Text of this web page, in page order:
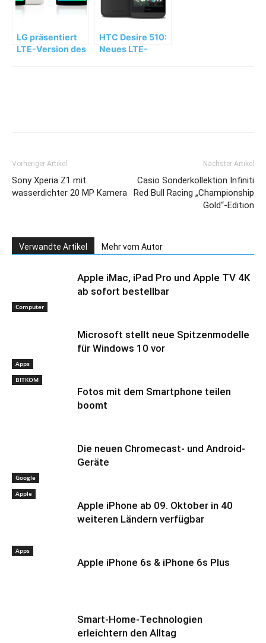
LG präsentiert
LTE-Version des
HTC Desire 510:
Neues LTE-
Vorheriger Artikel
Sony Xperia Z1 mit
wasserdichter 20 MP Kamera
Nächster Artikel
Casio Sonderkollektion Infiniti
Red Bull Racing „Championship
Gold“-Edition
Verwandte Artikel Mehr vom Autor
Computer
Apple iMac, iPad Pro und Apple TV 4K
ab sofort bestellbar
Apps
Microsoft stellt neue Spitzenmodelle
für Windows 10 vor
BITKOM
Fotos mit dem Smartphone teilen
boomt
Google
Die neuen Chromecast- und Android-
Geräte
Apple
Apple iPhone ab 09. Oktober in 40
weiteren Ländern verfügbar
Apps
Apple iPhone 6s & iPhone 6s Plus
Smart-Home-Technologien
erleichtern den Alltag